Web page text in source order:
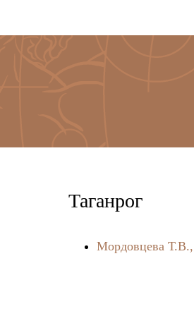
Таганрог
Мордовцева Т.В.,